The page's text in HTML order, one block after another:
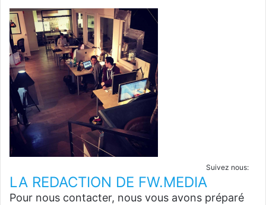
Suivez nous:
LA REDACTION DE FW.MEDIA
Pour nous contacter, nous vous avons préparé